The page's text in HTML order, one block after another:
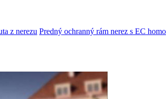
z nerezu Predný ochranný rám nerez s EC